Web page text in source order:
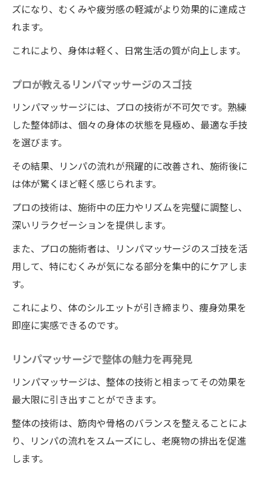
が支持される理由
むくみが嘘のように改善！ワイルドボディで体
験するリンパマッサージの実力
徳島県で体験する実力派リンパマッサージ
むくみ改善のメカニズムを解説
一度の施術でわかる効果の凄さ
徳島県の施術で実感する変化
整体とリンパマッサージの融合が生む驚異の痩
身効果をワイルドボディで体験
整体とリンパの相乗効果
痩身効果を倍増させるポイント
徳島県で得られる驚きの成果
施術後に体感する効果の高さ
ワイルドボディで経験する融合の妙
ズになり、むくみや疲労感の軽減がより効果的に達成さ
れます。
これにより、身体は軽く、日常生活の質が向上します。
プロが教えるリンパマッサージのスゴ技
リンパマッサージには、プロの技術が不可欠です。熟練
した整体師は、個々の身体の状態を見極め、最適な手技
を選びます。
その結果、リンパの流れが飛躍的に改善され、施術後に
は体が驚くほど軽く感じられます。
プロの技術は、施術中の圧力やリズムを完璧に調整し、
深いリラクゼーションを提供します。
また、プロの施術者は、リンパマッサージのスゴ技を活
用して、特にむくみが気になる部分を集中的にケアしま
す。
これにより、体のシルエットが引き締まり、痩身効果を
即座に実感できるのです。
リンパマッサージで整体の魅力を再発見
リンパマッサージは、整体の技術と相まってその効果を
最大限に引き出すことができます。
整体の技術は、筋肉や骨格のバランスを整えることによ
り、リンパの流れをスムーズにし、老廃物の排出を促進
します。